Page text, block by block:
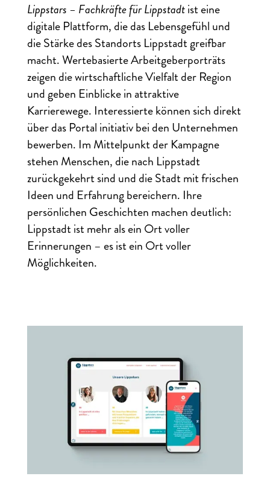
Lippstars – Fachkräfte für Lippstadtist eine
digitale Plattform, die das Lebensgefühl und
die Stärke des Standorts Lippstadt greifbar
macht. Wertebasierte Arbeitgeberporträts
zeigen die wirtschaftliche Vielfalt der Region
und geben Einblicke in attraktive
Karrierewege. Interessierte können sich direkt
über das Portal initiativ bei den Unternehmen
bewerben. Im Mittelpunkt der Kampagne
stehen Menschen, die nach Lippstadt
zurückgekehrt sind und die Stadt mit frischen
Ideen und Erfahrung bereichern. Ihre
persönlichen Geschichten machen deutlich:
Lippstadt ist mehr als ein Ort voller
Erinnerungen – es ist ein Ort voller
Möglichkeiten.